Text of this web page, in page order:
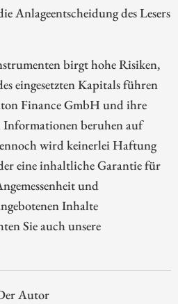
Anlageentscheidung des Lesers
birgt hohe Risiken,
eingesetzten Kapitals führen
Finance GmbH und ihre
beruhen auf
wird keinerlei Haftung
eine inhaltliche Garantie für
und
Inhalte
Sie auch unsere
Autor